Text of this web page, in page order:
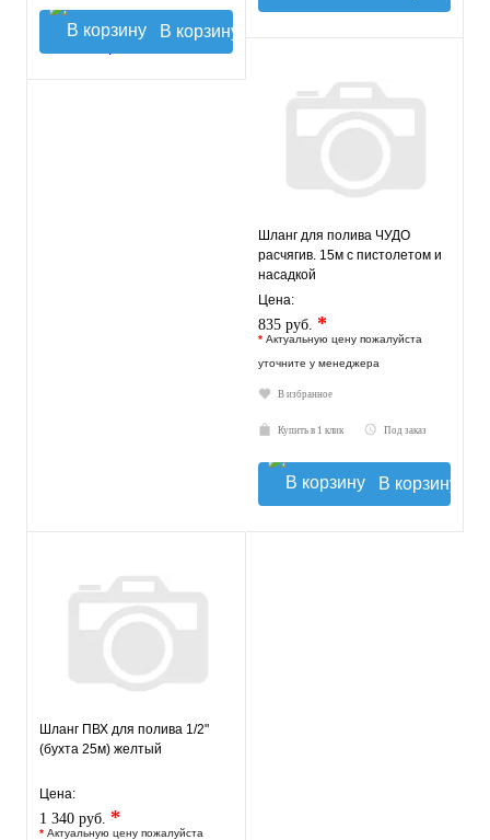
В корзину
Шланг для полива ЧУДО
расчягив. 15м с пистолетом и
насадкой
Цена:
835 руб. *
* Актуальную цену пожалуйста
уточните у менеджера
В избранное
Купить в 1 клик Под заказ
В корзину
Шланг ПВХ для полива 1/2"
(бухта 25м) желтый
Цена:
1 340 руб. *
* Актуальную цену пожалуйста